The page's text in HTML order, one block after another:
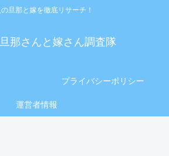
旦那と嫁を徹底リサーチ！
那さんと嫁さん調査隊
プライバシーポリシー
運営者情報